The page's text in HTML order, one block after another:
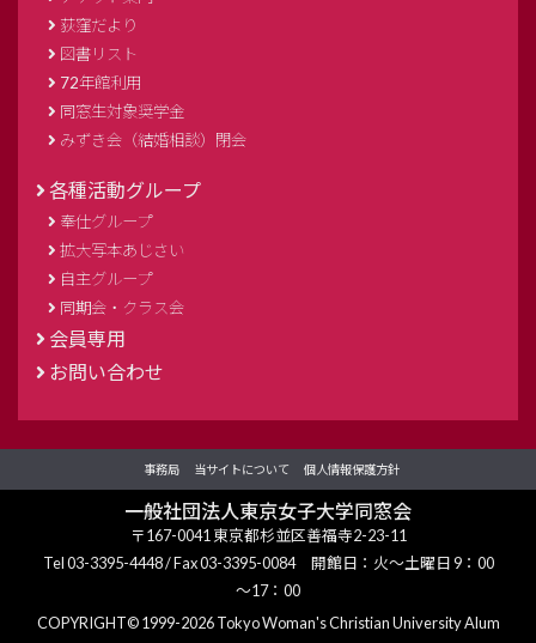
荻窪だより
図書リスト
72年館利用
同窓生対象奨学金
みずき会（結婚相談）閉会
各種活動グループ
奉仕グループ
拡大写本あじさい
自主グループ
同期会・クラス会
会員専用
お問い合わせ
事務局 当サイトについて 個人情報保護方針
一般社団法人東京女子大学同窓会
〒167-0041 東京都杉並区善福寺2-23-11
Tel03-3395-4448/ Fax 03-3395-0084 開館日：火～土曜日 9：00
～17：00
COPYRIGHT©1999-2026 Tokyo Woman's Christian University Alum